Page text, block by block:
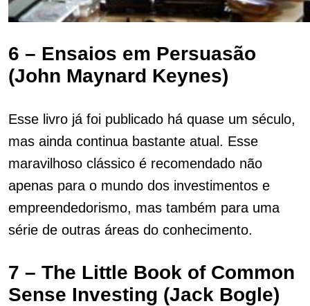
6 – Ensaios em Persuasão
(John Maynard Keynes)
Esse livro já foi publicado há quase um século,
mas ainda continua bastante atual. Esse
maravilhoso clássico é recomendado não
apenas para o mundo dos investimentos e
empreendedorismo, mas também para uma
série de outras áreas do conhecimento.
7 – The Little Book of Common
Sense Investing (Jack Bogle)